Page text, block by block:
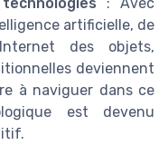
artificielle, de
des objets,
deviennent
à naviguer dans ce
est devenu